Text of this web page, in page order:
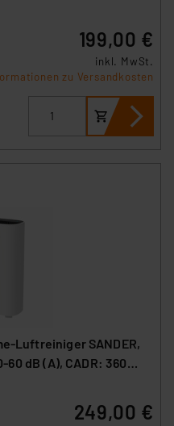
199,00 €
inkl. MwSt.
zu Versandkosten
Luftreiniger SANDER,
60 dB (A), CADR: 360
249,00 €